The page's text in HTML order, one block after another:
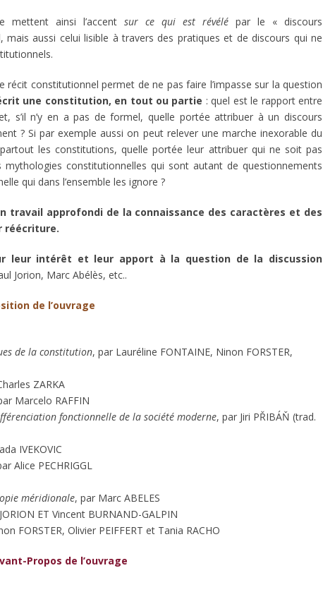
mettent ainsi l’accent sur ce qui est révélé par le « discours
aussi celui lisible à travers des pratiques et de discours qui ne
constitutionnel permet de ne pas faire l’impasse sur la question
une constitution, en tout ou partie : quel est le rapport entre
s’il n’y en a pas de formel, quelle portée attribuer à un discours
? Si par exemple aussi on peut relever une marche inexorable du
les constitutions, quelle portée leur attribuer qui ne soit pas
constitutionnelles qui sont autant de questionnements
qui dans l’ensemble les ignore ?
travail approfondi de la connaissance des caractères et des
réécriture.
leur intérêt et leur apport à la question de la discussion
Jorion, Marc Abélès, etc..
de l’ouvrage
de la constitution, par Lauréline FONTAINE, Ninon FORSTER,
ZARKA
Marcelo RAFFIN
fonctionnelle de la société moderne, par Jiri PŘIBÁŇ (trad.
IVEKOVIC
Alice PECHRIGGL
méridionale, par Marc ABELES
ET Vincent BURNAND-GALPIN
FORSTER, Olivier PEIFFERT et Tania RACHO
Propos de l’ouvrage